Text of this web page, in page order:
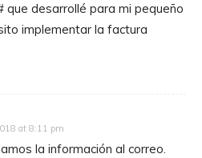
que desarrollé para mi pequeño
implementar la factura
at 8:11 pm
la información al correo.